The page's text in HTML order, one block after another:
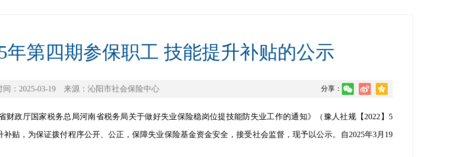
年第四期参保职工 技能提升补贴的公示
间：2025-03-19 来源：沁阳市社会保险中心 分享：
政厅国家税务总局河南省税务局关于做好失业保险稳岗位提技能防失业工作的通知》（豫人社规【2022】5
贴，为保证拨付程序公开、公正，保障失业保险基金资金安全，接受社会监督，现予以公示。自2025年3月19